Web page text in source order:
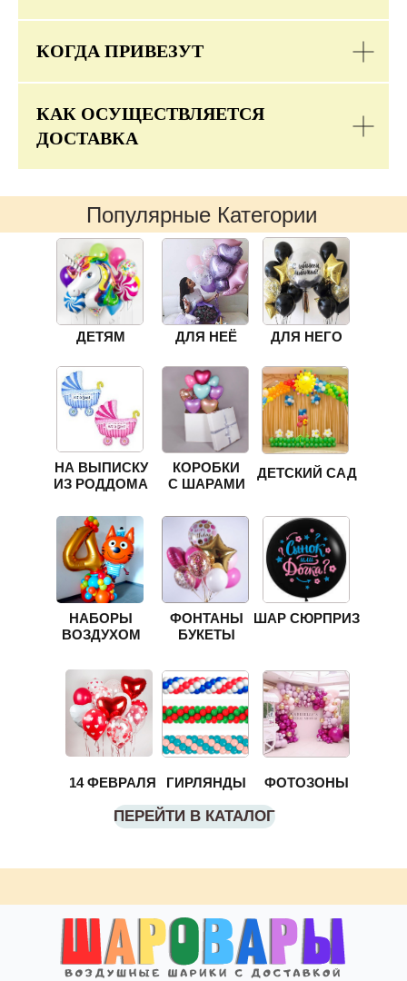
КОГДА ПРИВЕЗУТ
КАК ОСУЩЕСТВЛЯЕТСЯ
ДОСТАВКА
Популярные Категории
ФОНТАНЫ
БУКЕТЫ
ДЛЯ НЕЁ ДЛЯ НЕГО
ДЕТЯМ
НА ВЫПИСКУ
ИЗ РОДДОМА
ШАР СЮРПРИЗ
ГИРЛЯНДЫ
ПЕРЕЙТИ В КАТАЛОГ
ФОТОЗОНЫ
КОРОБКИ
С ШАРАМИ
14 ФЕВРАЛЯ
НАБОРЫ
ВОЗДУХОМ
ДЕТСКИЙ САД